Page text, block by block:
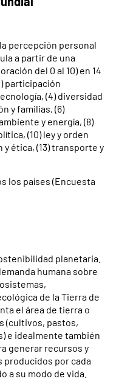
percepción personal
a partir de una
del 0 al 10) en 14
participación
(4) diversidad
y familias, (6)
y energía, (8)
(10) ley y orden
y ética, (13) transporte y
los países (Encuesta
planetaria.
humana sobre
de la Tierra de
el área de tierra o
(cultivos, pastos,
e idealmente también
generar recursos y
producidos por cada
a su modo de vida.